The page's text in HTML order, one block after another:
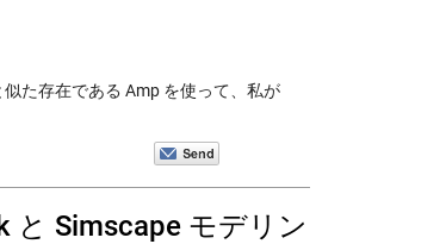
た存在である Amp を使って、私が
と Simscape モデリン